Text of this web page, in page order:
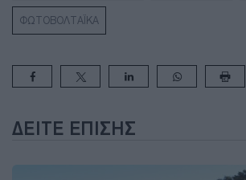
ΦΩΤΟΒΟΛΤΑΪΚΑ
ΔΕΊΤΕ ΕΠΊΣΗΣ